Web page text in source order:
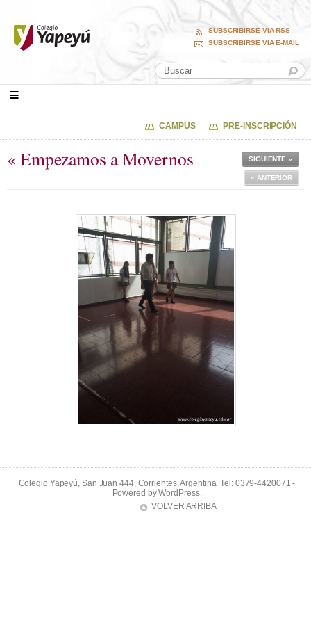
SUBSCRIBIRSE VIA RSS
SUBSCRIBIRSE VIA E-MAIL
CAMPUS PRE-INSCRIPCIÓN
« Empezamos a Movernos SIGUIENTE »
« ANTERIOR
Colegio Yapeyú, San Juan 444, Corrientes, Argentina. Tel: 0379-4420071 -
Powered byWordPress.
VOLVER ARRIBA